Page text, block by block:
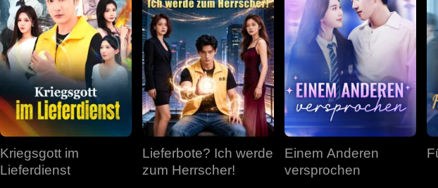
Kriegsgott im
Lieferdienst
Lieferbote? Ich werde
zum Herrscher!
Einem Anderen
versprochen